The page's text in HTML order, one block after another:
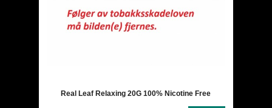
Real Leaf Relaxing 20G 100% Nicotine Free